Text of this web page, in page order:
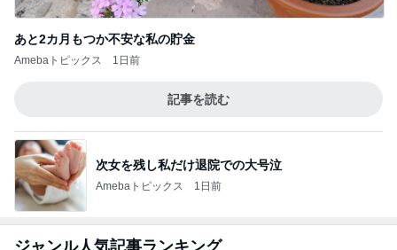
Amebaトピックス 1日前
1
ピアリが混んでるのか‥）
「吉田さんちのファミリー日記」Powered by Ame
ba 吉田さんファミリーオフィシャルブログ
2
本日のパークレポート（再入荷グッズ＆新作
の在庫について。）